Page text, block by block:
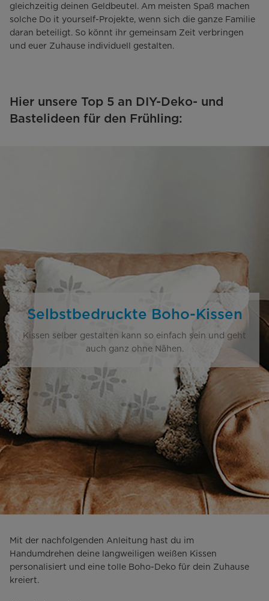
gleichzeitig deinen Geldbeutel. Am meisten Spaß machen
solche Do it yourself-Projekte, wenn sich die ganze Familie
daran beteiligt. So könnt ihr gemeinsam Zeit verbringen
und euer Zuhause individuell gestalten.
Hier unsere Top 5 an DIY-Deko- und
Bastelideen für den Frühling:
Selbstbedruckte Boho-Kissen
Kissen selber gestalten kann so einfach sein und geht
auch ganz ohne Nähen.
Mit der nachfolgenden Anleitung hast du im
Handumdrehen deine langweiligen weißen Kissen
personalisiert und eine tolle Boho-Deko für dein Zuhause
kreiert.